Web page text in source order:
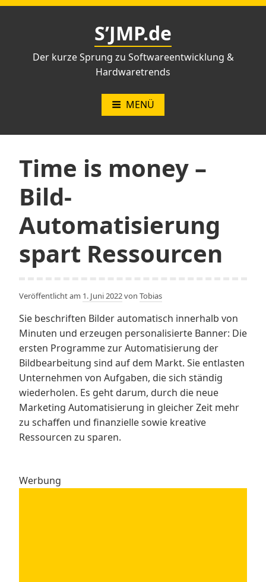
Zum
S’JMP.de
Der kurze Sprung zu Softwareentwicklung &
Hardwaretrends
MENÜ
Time is money –
Bild-
Automatisierung
spart Ressourcen
Veröffentlicht am 1. Juni 2022von Tobias
Sie beschriften Bilder automatisch innerhalb von
Minuten und erzeugen personalisierte Banner: Die
ersten Programme zur Automatisierung der
Bildbearbeitung sind auf dem Markt. Sie entlasten
Unternehmen von Aufgaben, die sich ständig
wiederholen. Es geht darum, durch die neue
Marketing Automatisierung in gleicher Zeit mehr
zu schaffen und finanzielle sowie kreative
Ressourcen zu sparen.
Werbung